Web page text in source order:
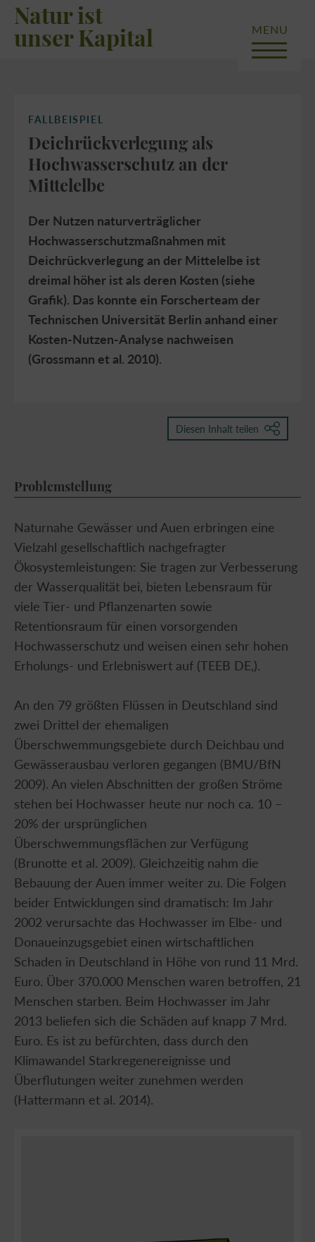
Natur ist
unser Kapital
FALLBEISPIEL
Deichrückverlegung als
Hochwasserschutz an der
Mittelelbe
Der Nutzen naturverträglicher
Hochwasserschutzmaßnahmen mit
Deichrückverlegung an der Mittelelbe ist
dreimal höher ist als deren Kosten (siehe
Grafik). Das konnte ein Forscherteam der
Technischen Universität Berlin anhand einer
Kosten-Nutzen-Analyse nachweisen
(Grossmann et al. 2010).
Diesen Inhalt teilen
Problemstellung
Naturnahe Gewässer und Auen erbringen eine
Vielzahl gesellschaftlich nachgefragter
Ökosystemleistungen: Sie tragen zur Verbesserung
der Wasserqualität bei, bieten Lebensraum für
viele Tier- und Pflanzenarten sowie
Retentionsraum für einen vorsorgenden
Hochwasserschutz und weisen einen sehr hohen
Erholungs- und Erlebniswert auf (TEEB DE,).
An den 79 größten Flüssen in Deutschland sind
zwei Drittel der ehemaligen
Überschwemmungsgebiete durch Deichbau und
Gewässerausbau verloren gegangen (BMU/BfN
2009). An vielen Abschnitten der großen Ströme
stehen bei Hochwasser heute nur noch ca. 10 –
20% der ursprünglichen
Überschwemmungsflächen zur Verfügung
(Brunotte et al. 2009). Gleichzeitig nahm die
Bebauung der Auen immer weiter zu. Die Folgen
beider Entwicklungen sind dramatisch: Im Jahr
2002 verursachte das Hochwasser im Elbe- und
Donaueinzugsgebiet einen wirtschaftlichen
Schaden in Deutschland in Höhe von rund 11 Mrd.
Euro. Über 370.000 Menschen waren betroffen, 21
Menschen starben. Beim Hochwasser im Jahr
2013 beliefen sich die Schäden auf knapp 7 Mrd.
Euro. Es ist zu befürchten, dass durch den
Klimawandel Starkregenereignisse und
Überflutungen weiter zunehmen werden
(Hattermann et al. 2014).
MENU